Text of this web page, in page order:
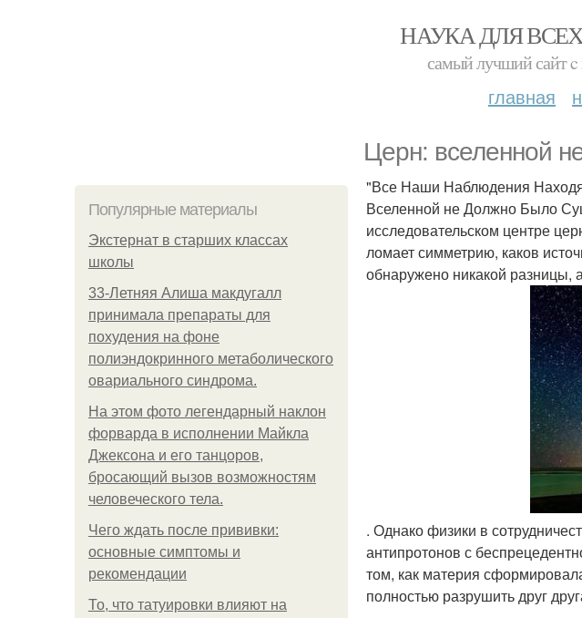
НАУКА ДЛЯ
самый лучший сайт c
главная
Церн: вселенной
Популярные материалы
Экстернат в старших классах
школы
33-Летняя Алиша макдугалл
принимала препараты для
похудения на фоне
полиэндокринного метаболического
овариального синдрома.
На этом фото легендарный наклон
форварда в исполнении Майкла
Джексона и его танцоров,
бросающий вызов возможностям
человеческого тела.
Чего ждать после прививки:
основные симптомы и
рекомендации
То, что татуировки влияют на
"Все Наши Наблюдения
Вселенной не Должно Было
исследовательском центре
ломает симметрию, каков
обнаружено никакой разницы,
. Однако физики в
антипротонов с
том, как материя
полностью разрушить друг